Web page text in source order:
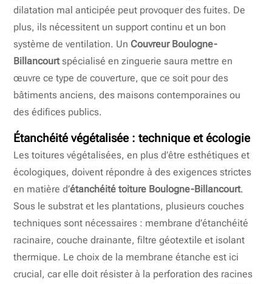
dilatation mal anticipée peut provoquer des fuites. De
plus, ils nécessitent un support continu et un bon
système de ventilation. Un Couvreur Boulogne-
Billancourtspécialisé en zinguerie saura mettre en
œuvre ce type de couverture, que ce soit pour des
bâtiments anciens, des maisons contemporaines ou
des édifices publics.
Étanchéité végétalisée : technique et écologie
Les toitures végétalisées, en plus d’être esthétiques et
écologiques, doivent répondre à des exigences strictes
en matière d’étanchéité toiture Boulogne-Billancourt.
Sous le substrat et les plantations, plusieurs couches
techniques sont nécessaires : membrane d’étanchéité
racinaire, couche drainante, filtre géotextile et isolant
thermique. Le choix de la membrane étanche est ici
crucial, car elle doit résister à la perforation des racines